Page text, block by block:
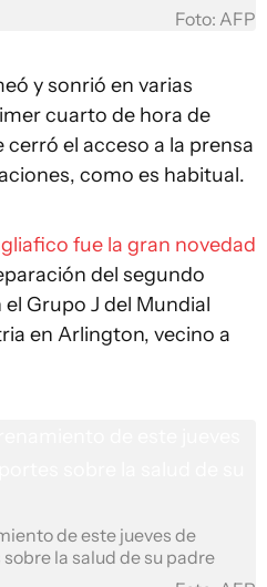
Foto: AFP
y sonrió en varias
cuarto de hora de
el acceso a la prensa
como es habitual.
fue la gran novedad
del segundo
Grupo J del Mundial
en Arlington, vecino a
de este jueves de
la salud de su padre